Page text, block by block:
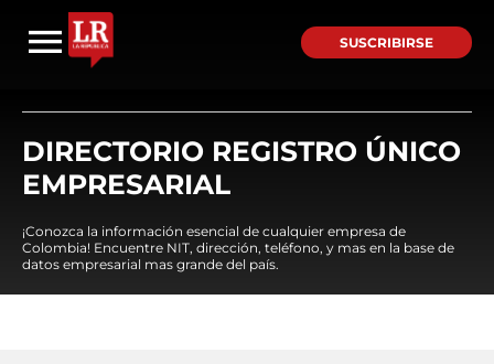
SUSCRIBIRSE
DIRECTORIO REGISTRO ÚNICO
EMPRESARIAL
¡Conozca la información esencial de cualquier empresa de
Colombia! Encuentre NIT, dirección, teléfono, y mas en la base de
datos empresarial mas grande del país.